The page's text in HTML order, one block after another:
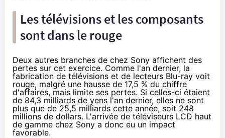
Les télévisions et les composants
sont dans le rouge
Deux autres branches de chez Sony affichent des
pertes sur cet exercice. Comme l'an dernier, la
fabrication de télévisions et de lecteurs Blu-ray voit
rouge, malgré une hausse de 17,5 % du chiffre
d'affaires, mais limite ses pertes. Si celles-ci étaient
de 84,3 milliards de yens l'an dernier, elles ne sont
plus que de 25,5 milliards cette année, soit 248
millions de dollars. L'arrivée de téléviseurs LCD haut
de gamme chez Sony a donc eu un impact
favorable.